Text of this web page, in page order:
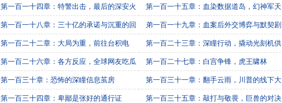
第一百一十四章：特警出击，最后的深安火 第一百一十五章：血染数据道岛，幻神军天
第一百一十八章：三十亿的承诺与沉重的回 弟一百一十九章：血案后外交博弈与默契剧
第一百二十二章：大局为重，前往台积电 第一百二十三章：深瞳行动，撬动光刻机供
第一百二十六章：各方反应，全球网友吃瓜 第一百二十七章：白宫争锋，虎王啸林
第一百三十章：恐怖的深瞳信息茧房 第一百三十一章：翻手云雨，川普的线下大
第一百三十四章：卑鄙是张好的通行证 第一百三十五章：敲打与敬畏，巨兽的对决